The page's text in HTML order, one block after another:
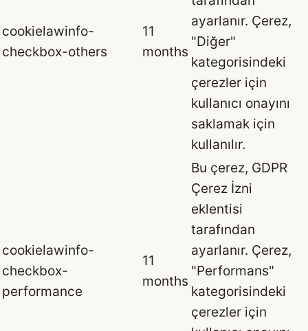
cookielawinfo-
checkbox-others
11
months
ayarlanır. Çerez,
"Diğer"
kategorisindeki
çerezler için
kullanıcı onayını
saklamak için
kullanılır.
cookielawinfo-
checkbox-
performance
11
months
Bu çerez, GDPR
Çerez İzni
eklentisi
tarafından
ayarlanır. Çerez,
"Performans"
kategorisindeki
çerezler için